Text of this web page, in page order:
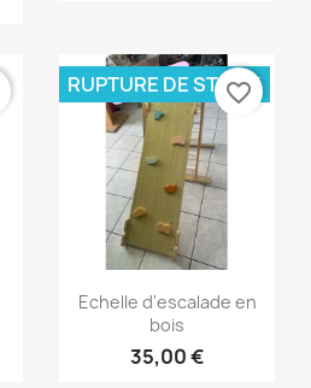
Aperçu rapide
Echelle d'escalade en
bois
35,00 €
RUPTURE DE STOCK
favorite_border